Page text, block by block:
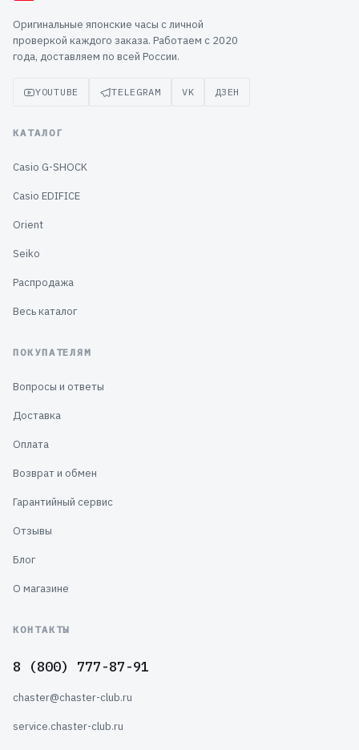
Оригинальные японские часы с личной
проверкой каждого заказа. Работаем с 2020
года, доставляем по всей России.
YOUTUBE TELEGRAM VK ДЗЕН
КАТАЛОГ
Casio G-SHOCK
Casio EDIFICE
Orient
Seiko
Распродажа
Весь каталог
ПОКУПАТЕЛЯМ
Вопросы и ответы
Доставка
Оплата
Возврат и обмен
Гарантийный сервис
Отзывы
Блог
О магазине
КОНТАКТЫ
8 (800) 777-87-91
chaster@chaster-club.ru
service.chaster-club.ru